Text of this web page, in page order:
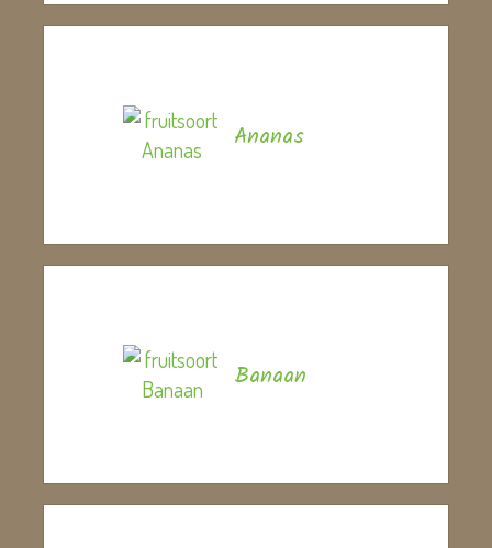
Ananas
Banaan